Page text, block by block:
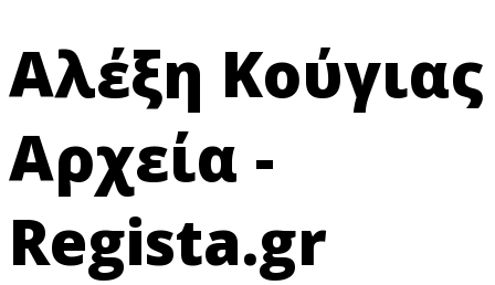
Αλέξη Κούγιας
Αρχεία -
Regista.gr